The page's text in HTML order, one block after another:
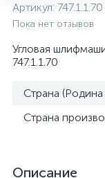
Артикул: 747.1.1.70
Пока нет отзывов
Угловая
747.1.1.70
Страна
Страна
Описание